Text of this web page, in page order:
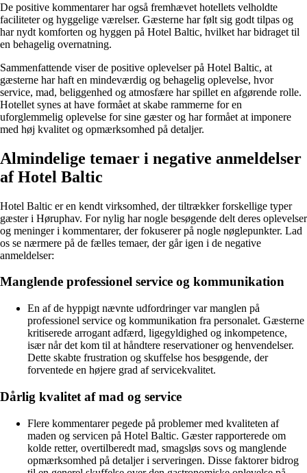
De positive kommentarer har også fremhævet hotellets velholdte
faciliteter og hyggelige værelser. Gæsterne har følt sig godt tilpas og
har nydt komforten og hyggen på Hotel Baltic, hvilket har bidraget til
en behagelig overnatning.
Sammenfattende viser de positive oplevelser på Hotel Baltic, at
gæsterne har haft en mindeværdig og behagelig oplevelse, hvor
service, mad, beliggenhed og atmosfære har spillet en afgørende rolle.
Hotellet synes at have formået at skabe rammerne for en
uforglemmelig oplevelse for sine gæster og har formået at imponere
med høj kvalitet og opmærksomhed på detaljer.
Almindelige temaer i negative anmeldelser
af Hotel Baltic
Hotel Baltic er en kendt virksomhed, der tiltrækker forskellige typer
gæster i Høruphav. For nylig har nogle besøgende delt deres oplevelser
og meninger i kommentarer, der fokuserer på nogle nøglepunkter. Lad
os se nærmere på de fælles temaer, der går igen i de negative
anmeldelser:
Manglende professionel service og kommunikation
En af de hyppigt nævnte udfordringer var manglen på
professionel service og kommunikation fra personalet. Gæsterne
kritiserede arrogant adfærd, ligegyldighed og inkompetence,
især når det kom til at håndtere reservationer og henvendelser.
Dette skabte frustration og skuffelse hos besøgende, der
forventede en højere grad af servicekvalitet.
Dårlig kvalitet af mad og service
Flere kommentarer pegede på problemer med kvaliteten af
maden og servicen på Hotel Baltic. Gæster rapporterede om
kolde retter, overtilberedt mad, smagsløs sovs og manglende
opmærksomhed på detaljer i serveringen. Disse faktorer bidrog